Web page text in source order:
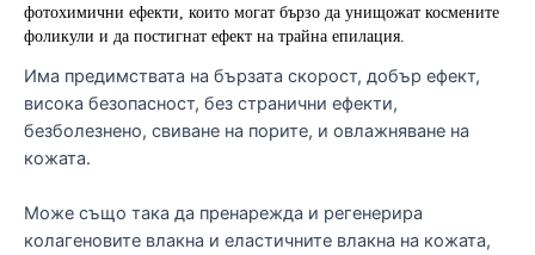
фотохимични ефекти, които могат бързо да унищожат космените
фоликули и да постигнат ефект на трайна епилация.
Има предимствата на бързата скорост, добър ефект,
висока безопасност, без странични ефекти,
безболезнено, свиване на порите, и овлажняване на
кожата.
Може също така да пренарежда и регенерира
колагеновите влакна и еластичните влакна на кожата,